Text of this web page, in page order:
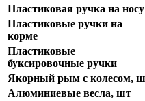
Пластиковая ручка на носу
Пластиковые ручки на
корме
Пластиковые
буксировочные ручки
Якорный рым с колесом,
Алюминиевые весла, шт